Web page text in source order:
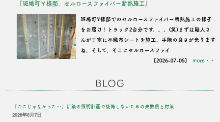
『斑鳩町Ｙ様邸。セルロースファイバー断熱施工』
班鳩町Y様邸でのセルロースファイバー断熱施工の様子
をお届け！トラック2台分です。。。(笑)まずは職人さ
んが丁寧に不織布シートを施工。手際の良さが光ります
ね。そして、そこにセルロースファイ
[2026-07-05] more・・
BLOG
「ここじゃなかった…」新築の照明計画で後悔しないための失敗例と対策
2026年8月7日